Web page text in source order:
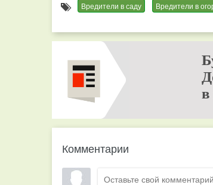
Вредители в саду Вредители в
в
Комментарии